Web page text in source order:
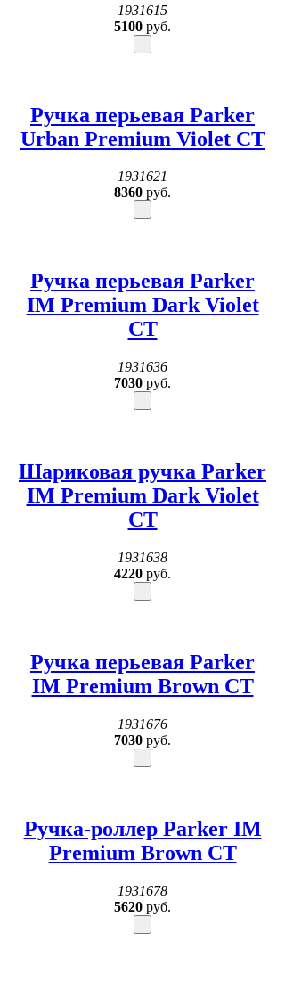
1931615
5100 руб.
Ручка перьевая Parker
Urban Premium Violet CT
1931621
8360 руб.
Ручка перьевая Parker
IM Premium Dark Violet
CT
1931636
7030 руб.
Шариковая ручка Parker
IM Premium Dark Violet
CT
1931638
4220 руб.
Ручка перьевая Parker
IM Premium Brown CT
1931676
7030 руб.
Ручка-роллер Parker IM
Premium Brown CT
1931678
5620 руб.